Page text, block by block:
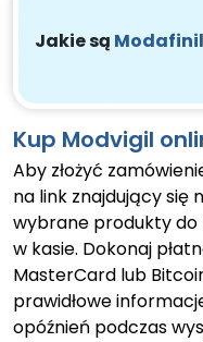
Jakie są Modafinil
Kup Modvigil
Aby złożyć
na link znajdujący się
wybrane produkty do
w kasie. Dokonaj
MasterCard lub
prawidłowe
opóźnień podczas